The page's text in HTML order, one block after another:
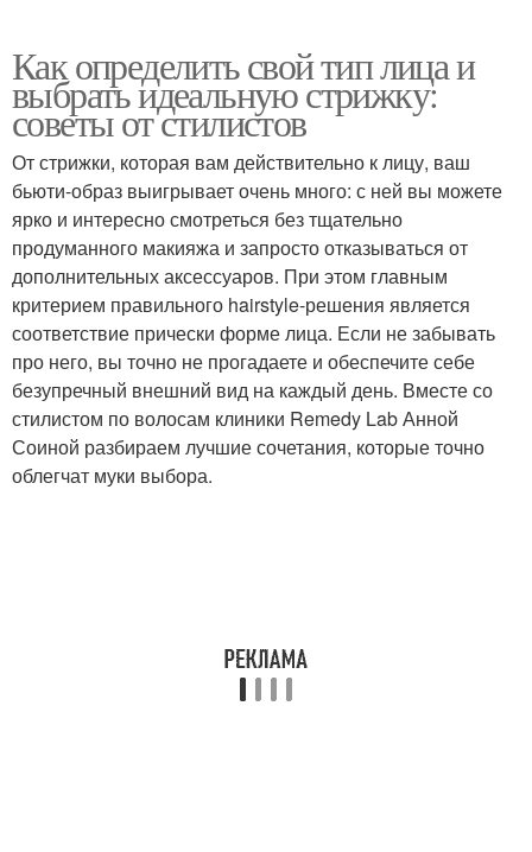
Как определить свой тип лица и
выбрать идеальную стрижку:
советы от стилистов
От стрижки, которая вам действительно к лицу, ваш
бьюти-образ выигрывает очень много: с ней вы можете
ярко и интересно смотреться без тщательно
продуманного макияжа и запросто отказываться от
дополнительных аксессуаров. При этом главным
критерием правильного hairstyle-решения является
соответствие прически форме лица. Если не забывать
про него, вы точно не прогадаете и обеспечите себе
безупречный внешний вид на каждый день. Вместе со
стилистом по волосам клиники Remedy Lab Анной
Соиной разбираем лучшие сочетания, которые точно
облегчат муки выбора.